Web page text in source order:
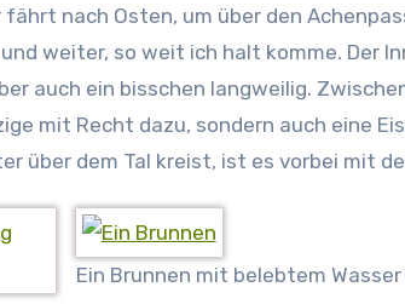
nach Osten, um über den
weiter, so weit ich halt komme. Der
auch ein bisschen langweilig.
mit Recht dazu, sondern auch eine
über dem Tal kreist, ist es vorbei mit
Ein Brunnen mit belebtem